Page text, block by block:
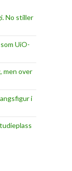
No stiller
UiO-
men over
i